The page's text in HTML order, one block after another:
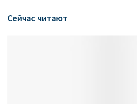
Сейчас читают